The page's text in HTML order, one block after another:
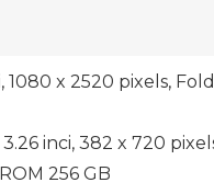
x 2520 pixels,
inci, 382 x 720
256 GB